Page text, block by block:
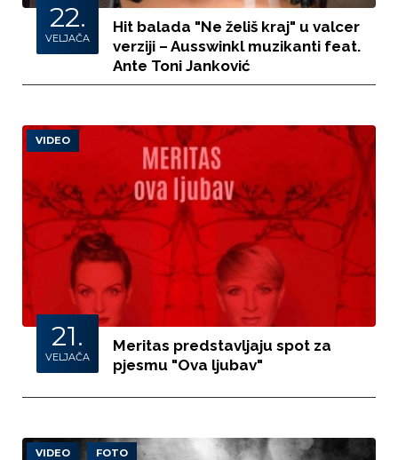
22.
VELJAČA
Hit balada "Ne želiš kraj" u valcer
verziji – Ausswinkl muzikanti feat.
Ante Toni Janković
VIDEO
21.
VELJAČA
Meritas predstavljaju spot za
pjesmu "Ova ljubav"
VIDEO FOTO